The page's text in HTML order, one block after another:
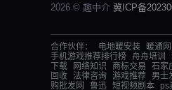
2026 © 趣中介 冀ICP备
合作伙伴： 电地暖安装 暖通网
手机游戏推荐排行榜 舟舟培训
下载
网络知识 商标交易 石家
回收
法律咨询 游戏推荐 男士
购批发网
鲁迅 短视频剧本 ps